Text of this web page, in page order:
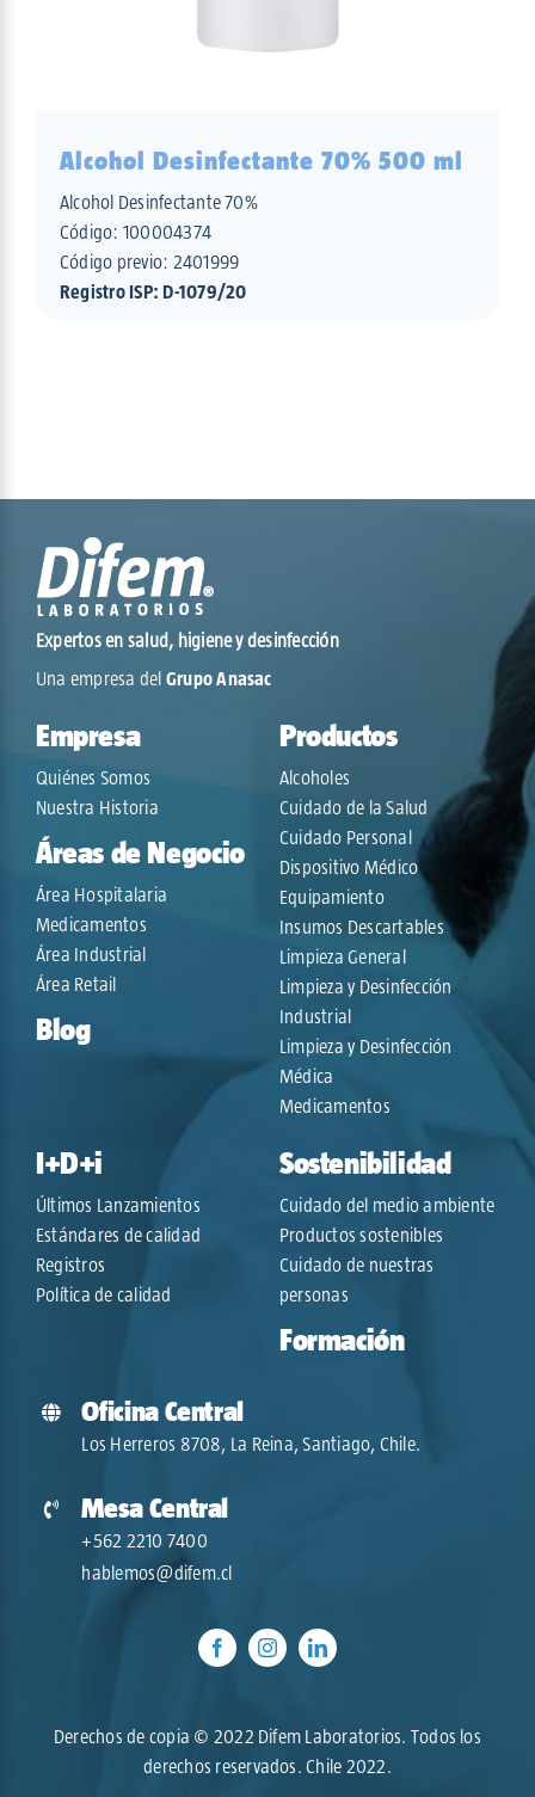
Alcohol Desinfectante 70% 500 ml
Alcohol Desinfectante 70%
Código: 100004374
Código previo: 2401999
Registro ISP: D-1079/20
Expertos en salud, higiene y desinfección
Una empresa del Grupo Anasac
Empresa
Quiénes Somos
Nuestra Historia
Áreas de Negocio
Área Hospitalaria
Medicamentos
Área Industrial
Área Retail
Blog
Productos
Alcoholes
Cuidado de la Salud
Cuidado Personal
Dispositivo Médico
Equipamiento
Insumos Descartables
Limpieza General
Limpieza y Desinfección
Industrial
Limpieza y Desinfección
Médica
Medicamentos
I+D+i
Últimos Lanzamientos
Estándares de calidad
Registros
Política de calidad
Sostenibilidad
Cuidado del medio ambiente
Productos sostenibles
Cuidado de nuestras
personas
Formación
Oficina Central
Los Herreros 8708, La Reina, Santiago, Chile.
Mesa Central
+562 2210 7400
hablemos@difem.cl
Derechos de copia © 2022 Difem Laboratorios. Todos los
derechos reservados. Chile 2022.